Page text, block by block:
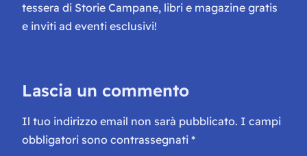
tessera di Storie Campane, libri e magazine gratis
e inviti ad eventi esclusivi!
Lascia un commento
Il tuo indirizzo email non sarà pubblicato. I campi
obbligatori sono contrassegnati *